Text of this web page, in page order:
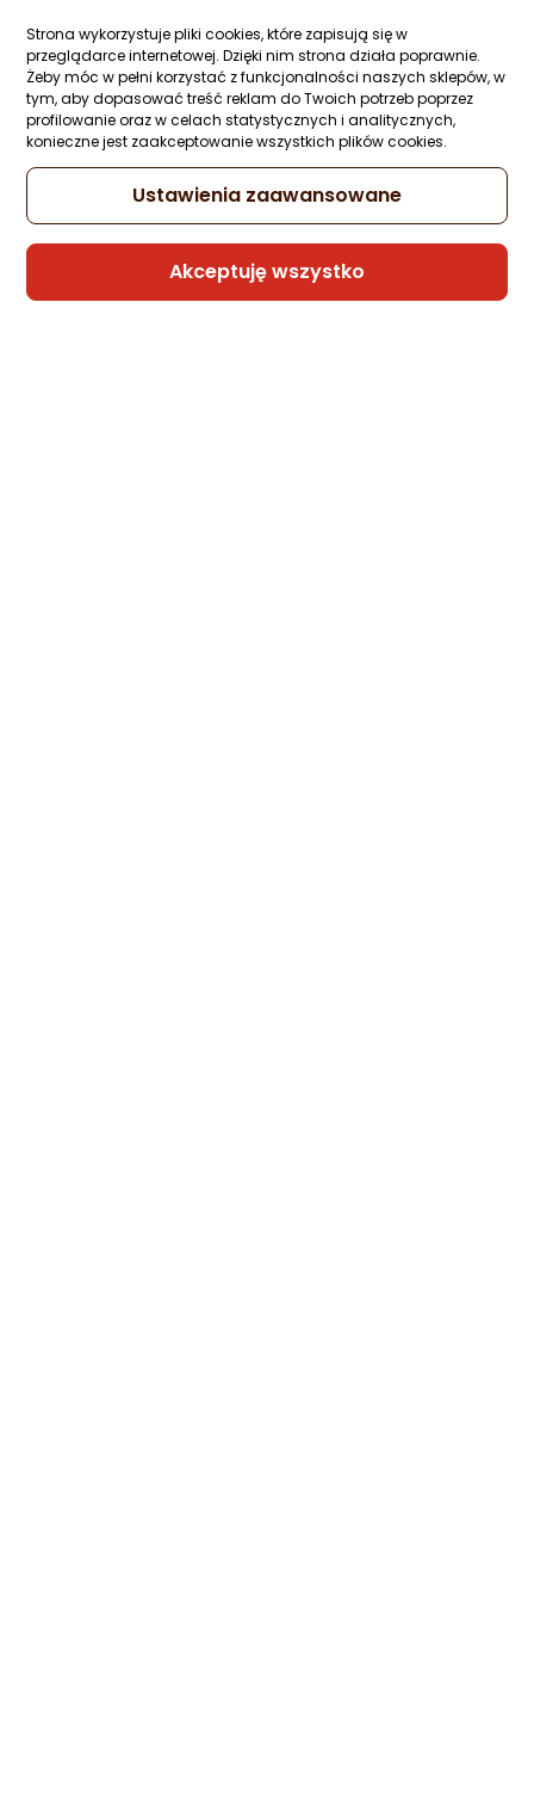
Strona wykorzystuje pliki cookies, które zapisują się w
przeglądarce internetowej. Dzięki nim strona działa poprawnie.
Żeby móc w pełni korzystać z funkcjonalności naszych sklepów, w
tym, aby dopasować treść reklam do Twoich potrzeb poprzez
profilowanie oraz w celach statystycznych i analitycznych,
konieczne jest zaakceptowanie wszystkich plików cookies.
Ustawienia zaawansowane
Akceptuję wszystko